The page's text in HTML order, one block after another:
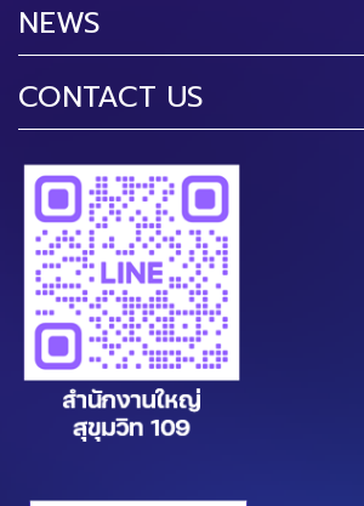
NEWS
CONTACT US